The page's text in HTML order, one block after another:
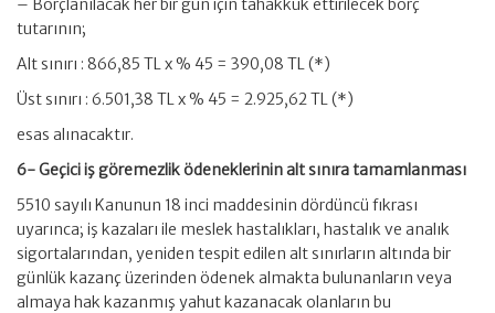
– Borçlanılacak her bir gün için tahakkuk ettirilecek borç
tutarının;
Alt sınırı : 866,85 TL x % 45 = 390,08 TL (*)
Üst sınırı : 6.501,38 TL x % 45 = 2.925,62 TL (*)
esas alınacaktır.
6- Geçici iş göremezlik ödeneklerinin alt sınıra tamamlanması
5510 sayılı Kanunun 18 inci maddesinin dördüncü fıkrası
uyarınca; iş kazaları ile meslek hastalıkları, hastalık ve analık
sigortalarından, yeniden tespit edilen alt sınırların altında bir
günlük kazanç üzerinden ödenek almakta bulunanların veya
almaya hak kazanmış yahut kazanacak olanların bu